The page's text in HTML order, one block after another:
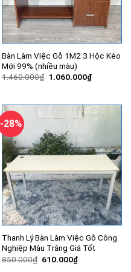
Bàn Làm Việc Gỗ 1M2 3 Hộc Kéo
Mới 99% (nhiều màu)
1.460.000₫ Giá
1.060.000₫Giá
hiện
-28%
Thanh Lý Bàn Làm Việc Gỗ Công
Nghiệp Màu Trắng Giá Tốt
850.000₫ Giá
610.000₫Giá
hiện